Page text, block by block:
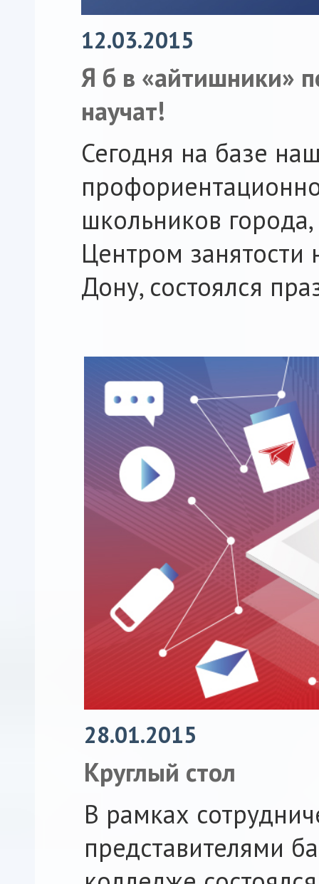
12.03.2015
Я б в «айтишники»
научат!
Сегодня на базе
школьников
Центром занятости
Дону, состоялся
28.01.2015
Круглый стол
В рамках
представителями